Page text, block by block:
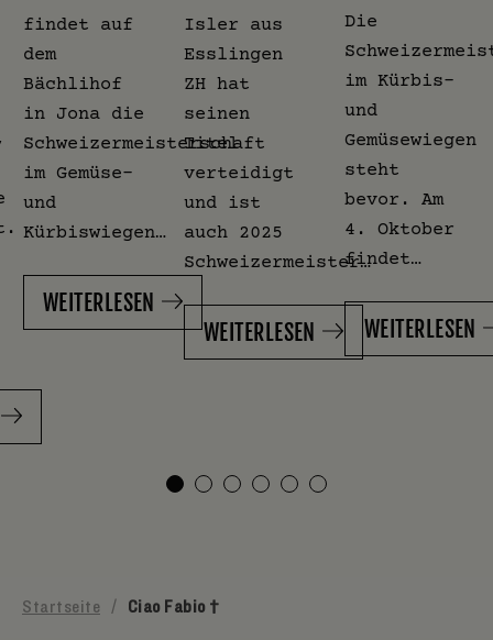
findet auf
dem
Bächlihof
in Jona die
Schweizermeisterschaft
im Gemüse-
und
Kürbiswiegen…
WEITERLESEN
Isler aus
Esslingen
ZH hat
seinen
Titel
verteidigt
und ist
auch 2025
Schweizermeister…
WEITERLESEN
Die
im Kürbis-
und
Gemüsewiegen
steht
bevor. Am
4. Oktober
findet…
WEITERLESEN
Startseite / Ciao Fabio †